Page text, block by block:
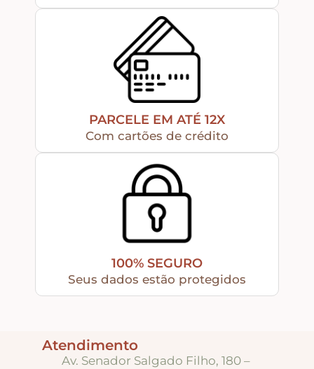
Rendas – Passamanarias – Fitas
Cordões São Francisco – Cordas
Papéis – Scrapbook – Botons
PARCELE EM ATÉ 12X
Com cartões de crédito
100% SEGURO
Seus dados estão protegidos
Atendimento
Av. Senador Salgado Filho, 180 –